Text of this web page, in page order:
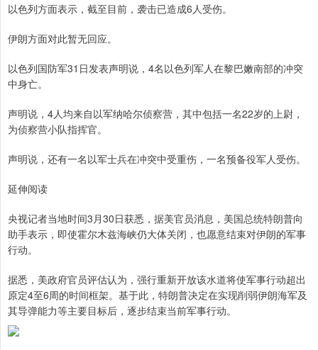
以色列方面表示，截至目前，袭击已造成6人受伤。
伊朗方面对此暂无回应。
以色列国防军31日发表声明说，4名以色列军人在黎巴嫩南部的冲突
中身亡。
声明说，4人均来自以军纳哈尔侦察营，其中包括一名22岁的上尉，
为侦察营小队指挥官。
声明说，还有一名以军士兵在冲突中受重伤，一名预备役军人受伤。
延伸阅读
央视记者当地时间3月30日获悉，据美官员消息，美国总统特朗普向
助手表示，即使霍尔木兹海峡仍大体关闭，也愿意结束对伊朗的军事
行动。
据悉，美政府官员评估认为，强行重新开放该水道将使军事行动超出
原定4至6周的时间框架。基于此，特朗普决定在实现削弱伊朗海军及
其导弹能力等主要目标后，逐步结束当前军事行动。